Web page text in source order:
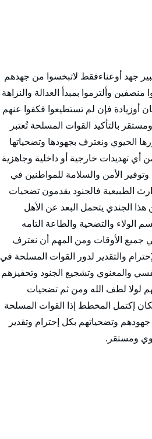
جهد أوعناءفقط لاتبخسوا من جهدهم
وألتزموا بمبدأ العدالة والنزاهة
فإن لم تستطيعوا فكفوا عنهم
بالتأكيد القوات المسلحة تُعتبر
الحيوي ونعترف بجهودها وتضحياتها
أي تهديدات خارجية أو داخلية وجاهزية
الأمن والسلامة للمواطنين في
الطبيعية فالجنود يقدمون تضحيات
الجندي يتحمل البعد عن الأهل
الولاء والتضحية والطاعة التامه
في جميع الأوقات ومن المهم أن نعترف
والتقدير لدور القوات المسلحة في
والمعنوي وتشجيع الجنود وتحفيزهم
لولا لطف الله ومن ثم تضحيات
إكتمل المخطط إذا القوات المسلحة
وتضحياتهم بكل إحترام وتقدير
ومستقر.